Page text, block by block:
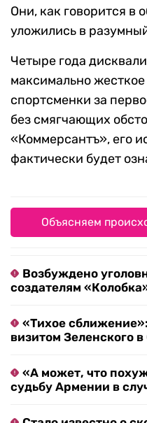
Они, как говорится в
уложились в
Четыре года
максимально
спортсменки за
без смягчающих
«Коммерсантъ», его
фактически будет
Объясняем
Возбуждено
создателям
«Тихое
визитом Зеленского
«А может, что
судьбу Армении в